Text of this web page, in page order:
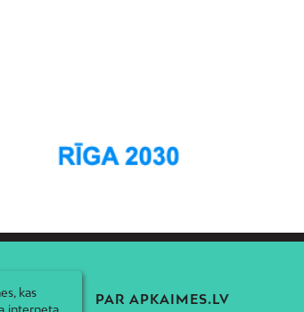
PAR APKAIMES.LV
kas
interneta